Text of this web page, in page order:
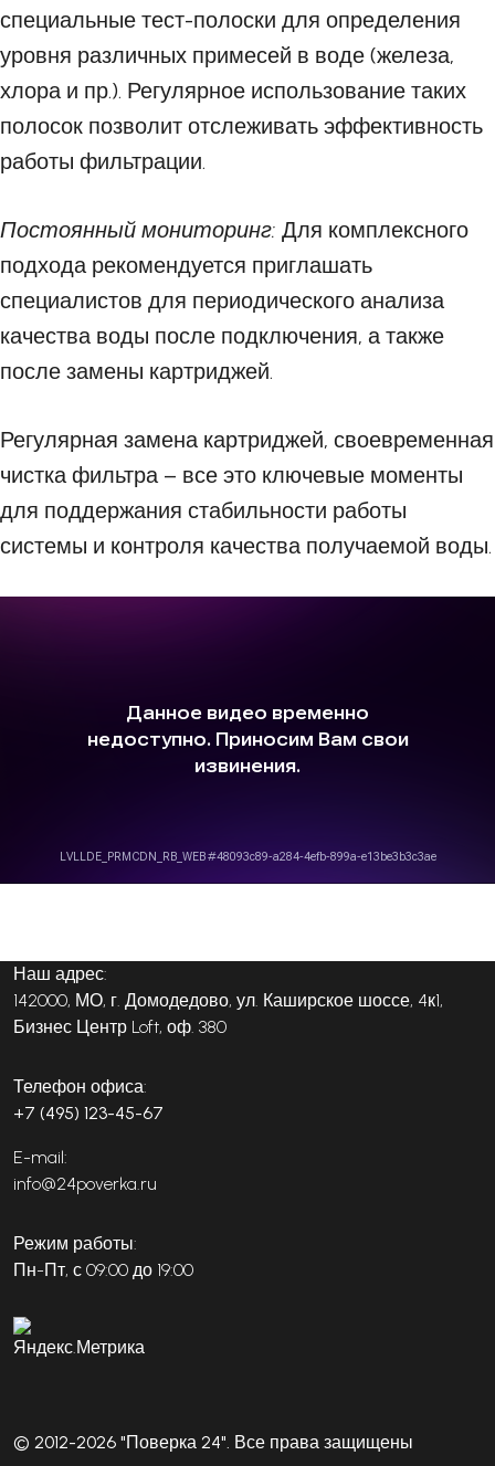
специальные тест-полоски для определения
уровня различных примесей в воде (железа,
хлора и пр.). Регулярное использование таких
полосок позволит отслеживать эффективность
работы фильтрации.
Постоянный мониторинг: Для комплексного
подхода рекомендуется приглашать
специалистов для периодического анализа
качества воды после подключения, а также
после замены картриджей.
Регулярная замена картриджей, своевременная
чистка фильтра – все это ключевые моменты
для поддержания стабильности работы
системы и контроля качества получаемой воды.
Наш адрес:
142000, МО, г. Домодедово, ул. Каширское шоссе, 4к1,
Бизнес Центр Loft, оф. 380
Телефон офиса:
+7 (495) 123-45-67
E-mail:
info@24poverka.ru
Режим работы:
Пн-Пт, с 09:00 до 19:00
© 2012-2026 "Поверка 24". Все права защищены